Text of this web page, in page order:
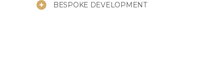
BESPOKE DEVELOPMENT